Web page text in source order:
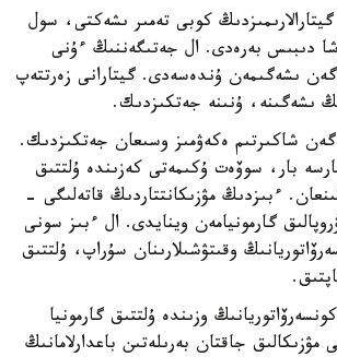
كوبى تەمىر ىشەكتى، سول
دىبىس بەرەدى. ال جەتىگەننىڭ ءۇنى
ىشەگىمەن ۇندەسەدى. گيتارانى زەرتتەپ
ىشەگىنە، ۇنىنە جەتكىزدىك.
شاكىرتىم ەكەۋمىز وسىعان جەتكىزدىك.
بار، سوۆەت ۇكىمەتى كەزىندە ۇلتتىق
ءبىزدىڭ مۋزىكانتتاردىڭ قاتەلىگى -
گارمونيامەن وينايدى. ال ءبىز سونى
وقىتۋشىلارىنان سۇراپ، ۇلتتىق
وزىندە ۇلتتىق گارمونيا
مۋزىكالىق جاقتان بەرىلەتىن باعدارلامانىڭ